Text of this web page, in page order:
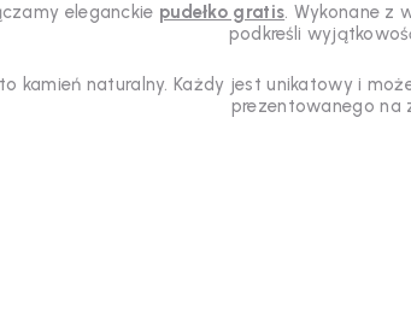
eleganckie pudełko gratis. Wykonane z
podkreśli
kamień naturalny. Każdy jest unikatowy i
prezentowanego na